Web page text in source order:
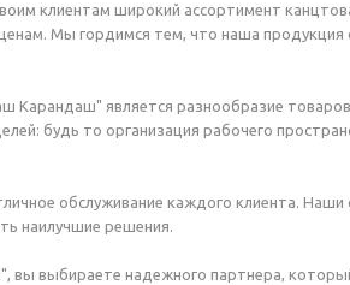
клиентам широкий ассортимент
Мы гордимся тем, что наша
Карандаш" является разнообразие
будь то организация рабочего
обслуживание каждого клиента.
наилучшие решения.
выбираете надежного партнера,